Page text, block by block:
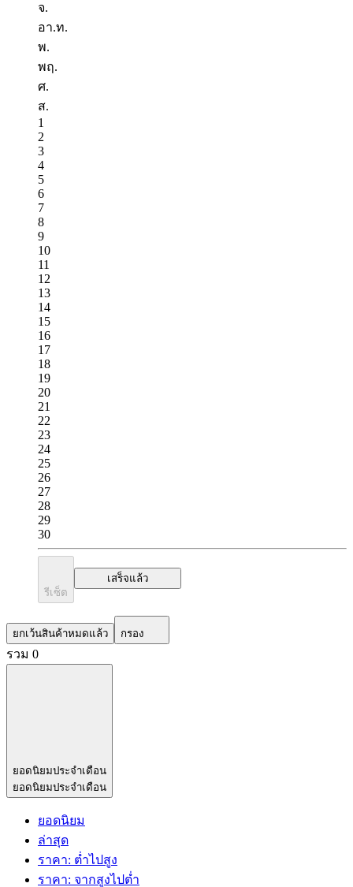
จ.
อา.​ท.
พ.
พฤ.
ศ.
ส.
1
2
3
4
5
6
7
8
9
10
11
12
13
14
15
16
17
18
19
20
21
22
23
24
25
26
27
28
29
30
รีเซ็ต
เสร็จแล้ว
ยกเว้นสินค้าหมดแล้ว กรอง
รวม 0
ยอดนิยมประจำเดือน
ยอดนิยมประจำเดือน
ยอดนิยม
ล่าสุด
ราคา: ต่ำไปสูง
ราคา: จากสูงไปต่ำ